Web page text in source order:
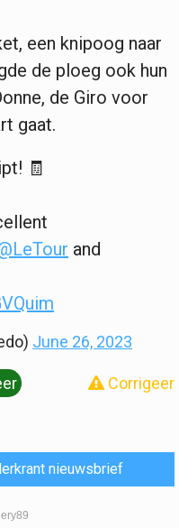
een knipoog naar
de ploeg ook hun
de Giro voor
gaat.
🧾
and
June 26, 2023
Corrigeer
nieuwsbrief